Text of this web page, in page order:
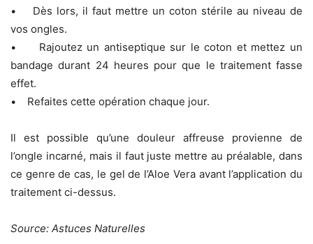
• Dès lors, il faut mettre un coton stérile au niveau de
vos ongles.
• Rajoutez un antiseptique sur le coton et mettez un
bandage durant 24 heures pour que le traitement fasse
effet.
• Refaites cette opération chaque jour.
Il est possible qu’une douleur affreuse provienne de
l’ongle incarné, mais il faut juste mettre au préalable, dans
ce genre de cas, le gel de l’Aloe Vera avant l’application du
traitement ci-dessus.
Source: Astuces Naturelles